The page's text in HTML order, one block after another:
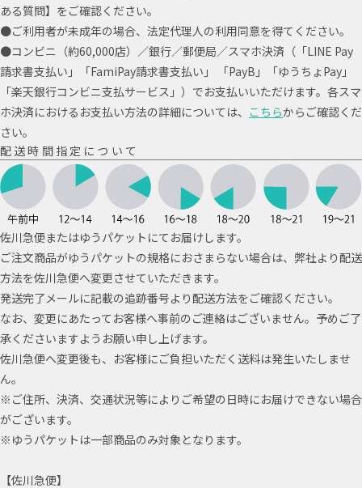
ある質問】をご確認ください。
●ご利用者が未成年の場合、法定代理人の利用同意を得てください。
●コンビニ（約60,000店）／銀行／郵便局／スマホ決済（「LINE Pay
請求書支払い」「FamiPay請求書支払い」 「PayB」「ゆうちょPay」
「楽天銀行コンビニ支払サービス」）でお支払いいただけます。各スマ
ホ決済におけるお支払い方法の詳細については、 こちらからご確認くだ
さい。
配送時間指定について
佐川急便またはゆうパケットにてお届けします。
ご注文商品がゆうパケットの規格におさまらない場合は、弊社より配送
方法を佐川急便へ変更させていただきます。
発送完了メールに記載の追跡番号より配送方法をご確認ください。
なお、変更にあたってお客様へ事前のご連絡はございません。予めご了
承くださいますようお願い申し上げます。
佐川急便へ変更後も、お客様にご負担いただく送料は発生いたしませ
ん。
※ご住所、決済、交通状況等によりご希望の日時にお届けできない場合
がございます。
※ゆうパケットは一部商品のみ対象となります。
【佐川急便】